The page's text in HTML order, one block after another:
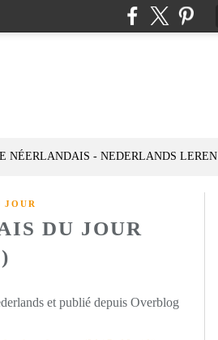
NÉERLANDAIS - NEDERLANDS LEREN
JOUR
DU JOUR
et publié depuis Overblog